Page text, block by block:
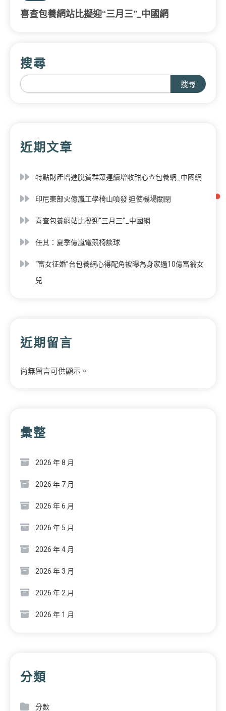
喜查包養網站比擬迎“三月三”_中國網
搜尋
搜尋
近期文章
特點財產增進脫貧群眾連續增收甜心查包養網_中國網
印尼東部火億嵐工學椅山噴發 迫使機場關閉
喜查包養網站比擬迎“三月三”_中國網
任其：夏季億嵐電競椅談球
“富女征婚”台包養網心得配角被曝為身家過10億富翁女
兒
近期留言
尚無留言可供顯示。
彙整
2026 年 8 月
2026 年 7 月
2026 年 6 月
2026 年 5 月
2026 年 4 月
2026 年 3 月
2026 年 2 月
2026 年 1 月
分類
分數